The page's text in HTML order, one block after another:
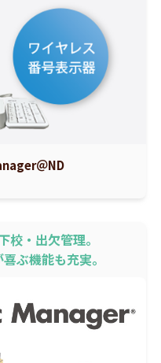
＠ND
校・出欠管理。
ぶ機能も充実。